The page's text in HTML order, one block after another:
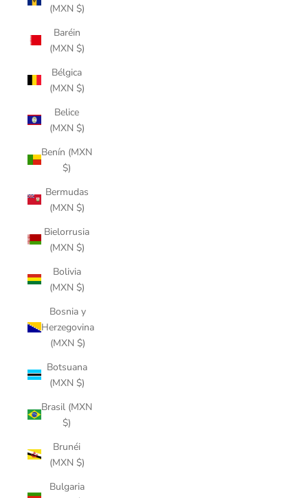
(MXN $)
Baréin
(MXN $)
Bélgica
(MXN $)
Belice
(MXN $)
Benín (MXN
$)
Bermudas
(MXN $)
Bielorrusia
(MXN $)
Bolivia
(MXN $)
Bosnia y
Herzegovina
(MXN $)
Botsuana
(MXN $)
Brasil (MXN
$)
Brunéi
(MXN $)
Bulgaria